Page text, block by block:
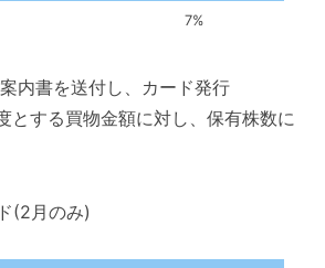
7%
内書を送付し、カード発行
とする買物金額に対し、保有株数に
(2月のみ)